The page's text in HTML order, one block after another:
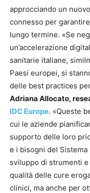
approcciando un
connesso per
lungo termine. «Se
un’accelerazione
sanitarie italiane,
Paesi europei, si
delle best practices
Adriana Allocato,
IDC Europe. «Queste
cui le aziende
supporto delle loro
e i bisogni del
sviluppo di strumenti
qualità delle cure
clinici, ma anche per